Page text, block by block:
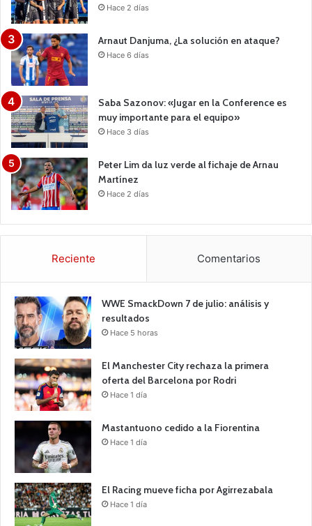
Hace 2 días
Arnaut Danjuma, ¿La solución en ataque?
Hace 6 días
Saba Sazonov: «Jugar en la Conference es
muy importante para el equipo»
Hace 3 días
Peter Lim da luz verde al fichaje de Arnau
Martínez
Hace 2 días
Reciente Comentarios
WWE SmackDown 7 de julio: análisis y
resultados
Hace 5 horas
El Manchester City rechaza la primera
oferta del Barcelona por Rodri
Hace 1 día
Mastantuono cedido a la Fiorentina
Hace 1 día
El Racing mueve ficha por Agirrezabala
Hace 1 día